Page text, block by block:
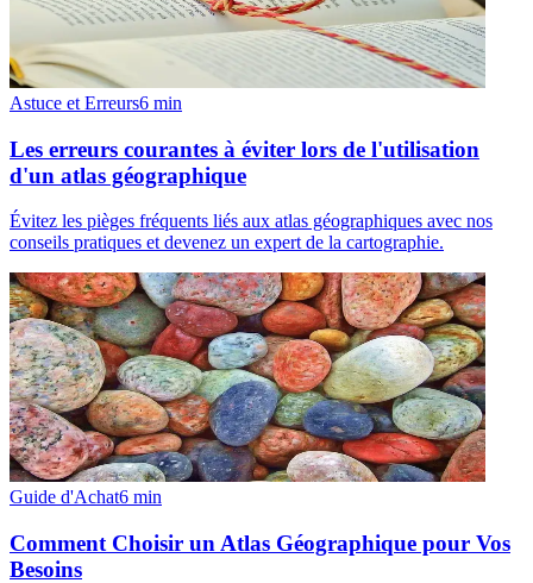
Astuce et Erreurs6 min
Les erreurs courantes à éviter lors de l'utilisation
d'un atlas géographique
Évitez les pièges fréquents liés aux atlas géographiques avec nos
conseils pratiques et devenez un expert de la cartographie.
Guide d'Achat6 min
Comment Choisir un Atlas Géographique pour Vos
Besoins